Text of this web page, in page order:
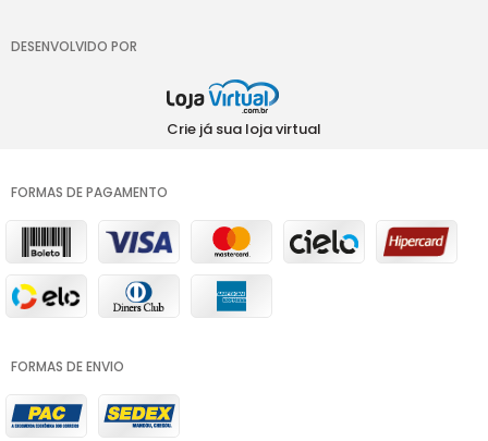
DESENVOLVIDO POR
Crie já sua loja virtual
FORMAS DE PAGAMENTO
FORMAS DE ENVIO